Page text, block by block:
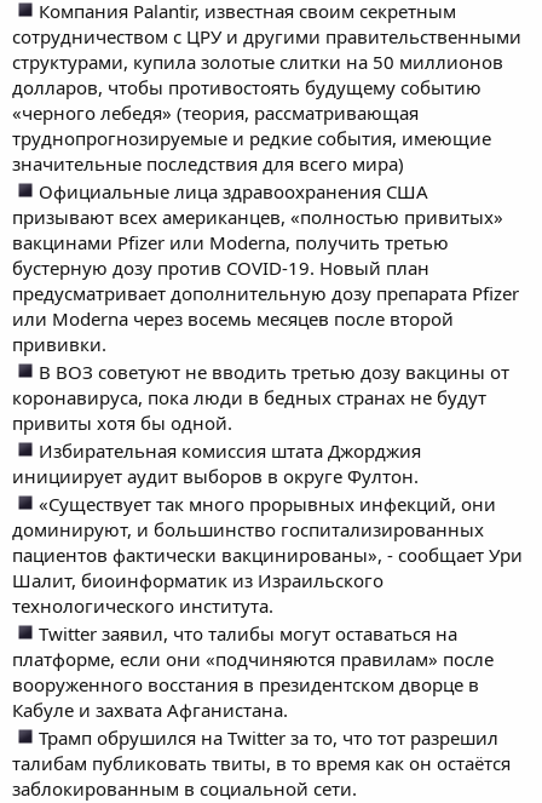
Компания Palantir, известная своим секретным
сотрудничеством с ЦРУ и другими правительственными
структурами, купила золотые слитки на 50 миллионов
долларов, чтобы противостоять будущему событию
«черного лебедя» (теория, рассматривающая
труднопрогнозируемые и редкие события, имеющие
значительные последствия для всего мира)
Официальные лица здравоохранения США
призывают всех американцев, «полностью привитых»
вакцинами Pfizer или Moderna, получить третью
бустерную дозу против COVID-19. Новый план
предусматривает дополнительную дозу препарата Pfizer
или Moderna через восемь месяцев после второй
прививки.
В ВОЗ советуют не вводить третью дозу вакцины от
коронавируса, пока люди в бедных странах не будут
привиты хотя бы одной.
Избирательная комиссия штата Джорджия
инициирует аудит выборов в округе Фултон.
«Существует так много прорывных инфекций, они
доминируют, и большинство госпитализированных
пациентов фактически вакцинированы», - сообщает Ури
Шалит, биоинформатик из Израильского
технологического института.
Twitter заявил, что талибы могут оставаться на
платформе, если они «подчиняются правилам» после
вооруженного восстания в президентском дворце в
Кабуле и захвата Афганистана.
Трамп обрушился на Twitter за то, что тот разрешил
талибам публиковать твиты, в то время как он остаётся
заблокированным в социальной сети.